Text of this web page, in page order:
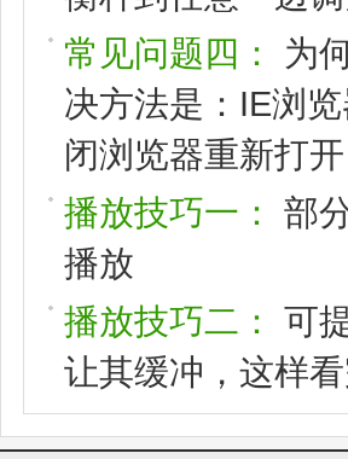
常见问题四：
为
决方法是：IE浏
闭浏览器重新打开
播放技巧一：
部
播放
播放技巧二：
可
让其缓冲，这样